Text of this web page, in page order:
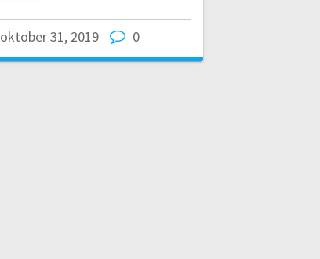
oktober 31, 2019 0